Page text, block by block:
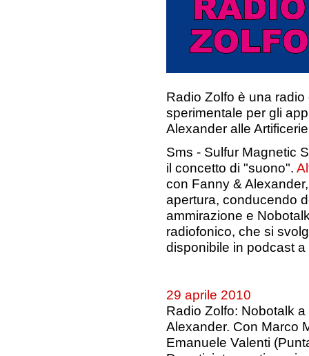
Radio Zolfo è una
sperimentale per gli
Alexander alle
Sms - Sulfur Magnetic
il concetto di "suono".
con Fanny &
apertura, conducendo
ammirazione e
radiofonico, che si
disponibile in podcast
29 aprile 2010
Radio Zolfo: Nobotalk
Alexander. Con Marco
Emanuele Valenti